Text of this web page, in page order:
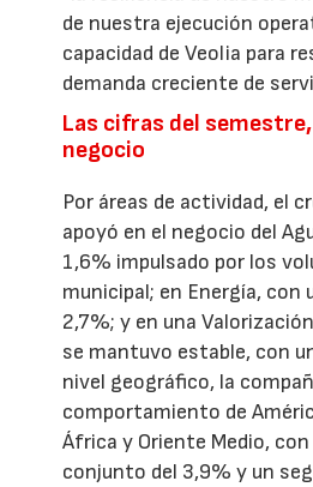
de nuestra ejecución
capacidad de Veolia para
demanda creciente de
Las cifras del
negocio
Por áreas de actividad, el
apoyó en el negocio del
1,6% impulsado por los
municipal; en Energía, con
2,7%; y en una
se mantuvo estable, con
nivel geográfico, la
comportamiento de
África y Oriente Medio,
conjunto del 3,9% y un